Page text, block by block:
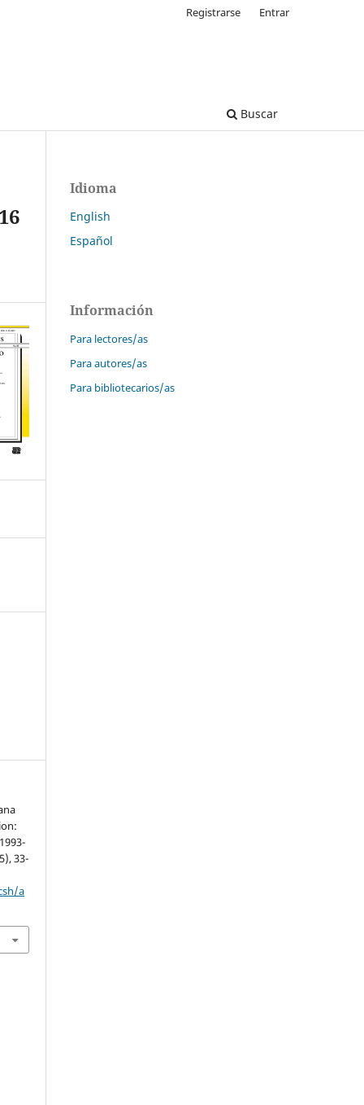
Buscar
Registrarse Entrar
33-
a
Idioma
English
Español
Información
Para lectores/as
Para autores/as
Para bibliotecarios/as